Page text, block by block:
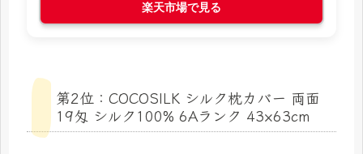
楽天市場で見る
第2位：COCOSILK シルク枕カバー 両面
19匁 シルク100% 6Aランク 43×63cm